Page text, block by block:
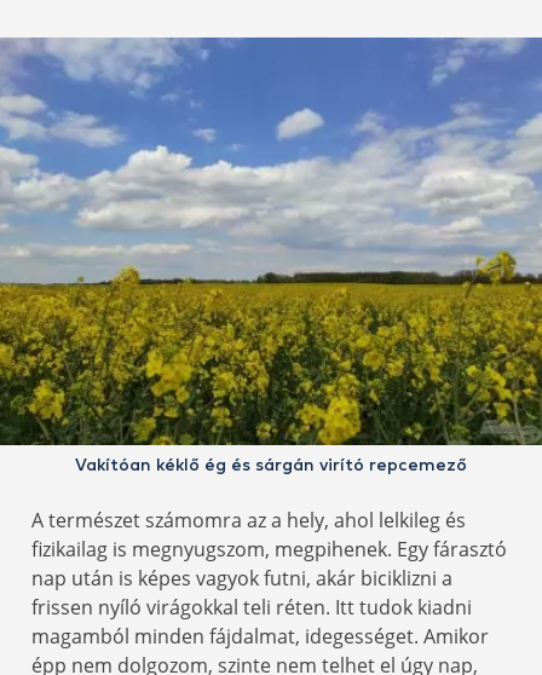
Vakítóan kéklő ég és sárgán virító repcemező
A természet számomra az a hely, ahol lelkileg és
fizikailag is megnyugszom, megpihenek. Egy fárasztó
nap után is képes vagyok futni, akár biciklizni a
frissen nyíló virágokkal teli réten. Itt tudok kiadni
magamból minden fájdalmat, idegességet. Amikor
épp nem dolgozom, szinte nem telhet el úgy nap,